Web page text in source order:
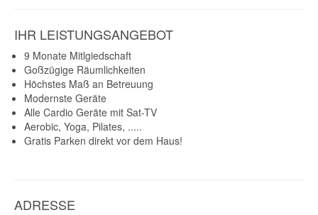
IHR LEISTUNGSANGEBOT
9 Monate Mitlgiedschaft
Goßzügige Räumlichkeiten
Höchstes Maß an Betreuung
Modernste Geräte
Alle Cardio Geräte mit Sat-TV
Aerobic, Yoga, Pilates, .....
Gratis Parken direkt vor dem Haus!
ADRESSE